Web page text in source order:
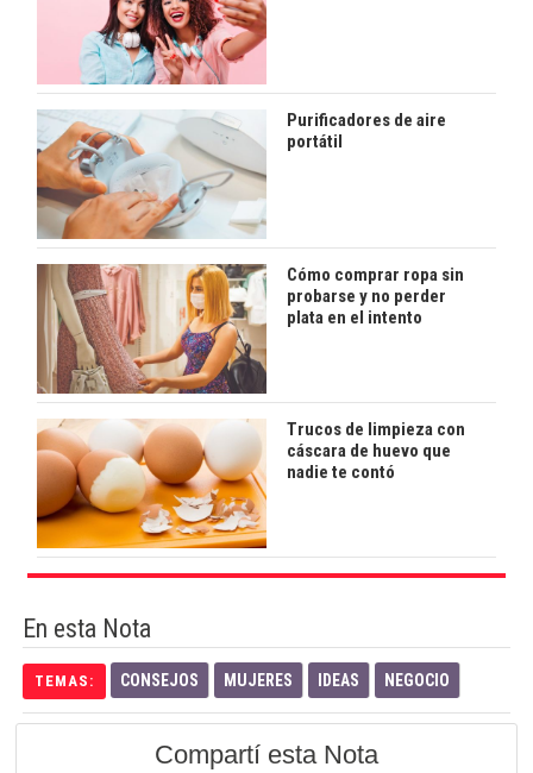
Purificadores de aire
portátil
Cómo comprar ropa sin
probarse y no perder
plata en el intento
Trucos de limpieza con
cáscara de huevo que
nadie te contó
En esta Nota
TEMAS: CONSEJOS MUJERES IDEAS NEGOCIO
Compartí esta Nota